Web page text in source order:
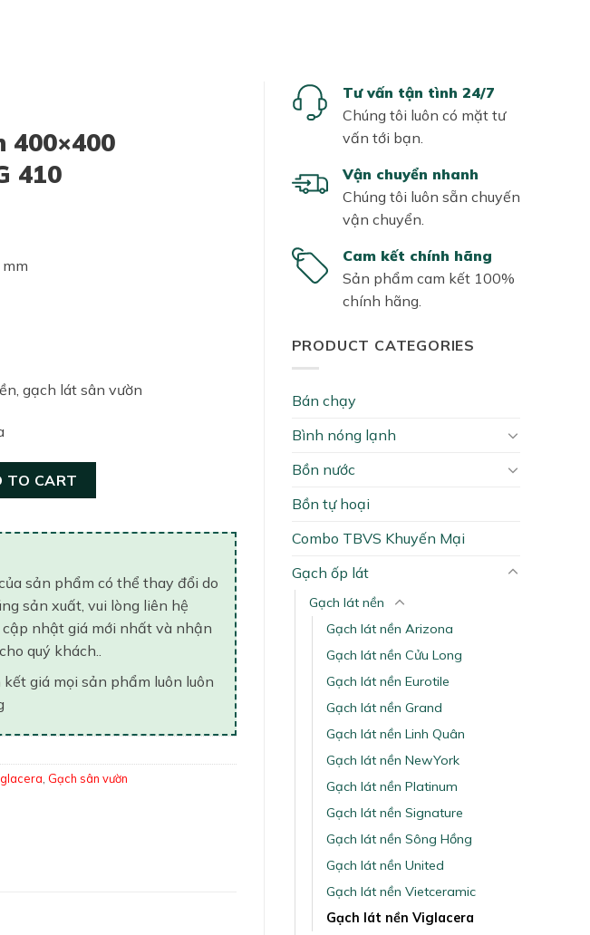
Tư vấn tận tình 24/7
Chúng tôi luôn có mặt tư
vấn tới bạn.
Vận chuyển nhanh
Chúng tôi luôn sẵn chuyến
vận chuyển.
Cam kết chính hãng
Sản phẩm cam kết 100%
chính hãng.
PRODUCT CATEGORIES
Bán chạy
Bình nóng lạnh
Bồn nước
Bồn tự hoại
Combo TBVS Khuyến Mại
Gạch ốp lát
Gạch lát nền
Gạch lát nền Arizona
Gạch lát nền Cửu Long
Gạch lát nền Eurotile
Gạch lát nền Grand
Gạch lát nền Linh Quân
Gạch lát nền NewYork
Gạch lát nền Platinum
Gạch lát nền Signature
Gạch lát nền Sông Hồng
Gạch lát nền United
Gạch lát nền Vietceramic
Gạch lát nền Viglacera
400×400
410
gạch lát sân vườn
TO CART
sản phẩm có thể thay đổi do
sản xuất, vui lòng liên hệ
cập nhật giá mới nhất và nhận
quý khách..
giá mọi sản phẩm luôn luôn
, Gạch sân vườn